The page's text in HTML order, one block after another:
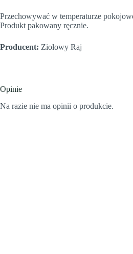
Przechowywać w temperaturze
Produkt pakowany ręcznie.
Producent: Ziołowy Raj
Opinie
Na razie nie ma opinii o produkcie.